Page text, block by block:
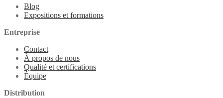
Blog
Expositions et formations
Entreprise
Contact
À propos de nous
Qualité et certifications
Équipe
Distribution